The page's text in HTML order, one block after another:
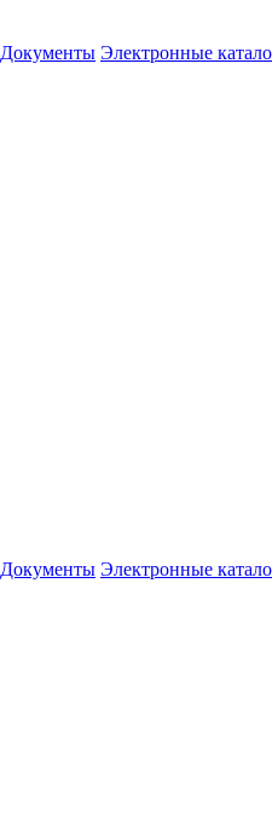
Документы Электронные
Документы Электронные